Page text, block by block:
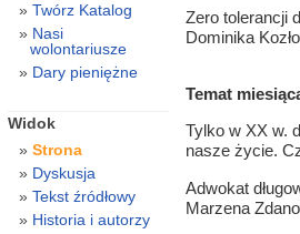
Zero tolerancji
Dominika
Temat
Tylko w XX w.
nasze życie.
Adwokat
Marzena
Twórz Katalog
Nasi
wolontariusze
Dary pieniężne
Widok
Strona
Dyskusja
Tekst źródłowy
Historia i autorzy